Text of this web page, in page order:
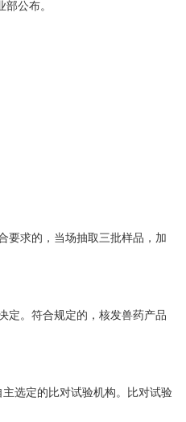
公布。
要求的，当场抽取三批样品，加
定。符合规定的，核发兽药产品
选定的比对试验机构。比对试验